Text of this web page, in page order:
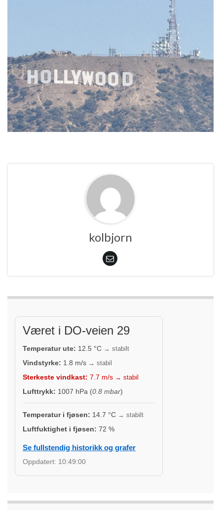
kolbjorn
Været i DO-veien 29
Temperatur ute: 12.5 °C → stabilt
Vindstyrke: 1.8 m/s → stabil
Sterkeste vindkast: 7.7 m/s → stabil
Lufttrykk: 1007 hPa (0.8 mbar)
Temperatur i fjøsen: 14.7 °C → stabilt
Luftfuktighet i fjøsen: 72 %
Se fullstendig historikk og grafer
Oppdatert: 10:49:00